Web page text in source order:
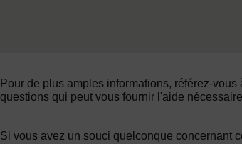
Pour de plus amples informations, référez-vous
questions qui peut vous fournir l'aide
Si vous avez un souci quelconque concernant